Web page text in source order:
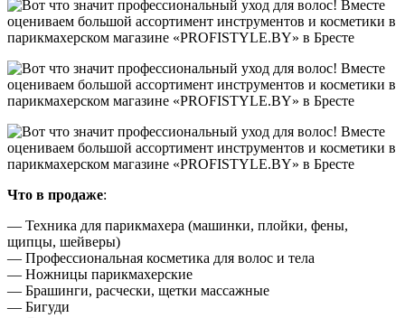
Что в продаже:
— Техника для парикмахера (машинки, плойки, фены,
щипцы, шейверы)
— Профессиональная косметика для волос и тела
— Ножницы парикмахерские
— Брашинги, расчески, щетки массажные
— Бигуди